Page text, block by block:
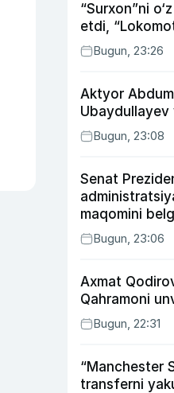
“Surxon”ni
etdi,
uyda g‘alaba
Bugun, 23:26
Aktyor
Bugun, 23:08
Senat
maqomini
ma’qulladi
Bugun, 23:06
Axmat
Qahramoni
Bugun, 22:31
“Manchester
transferni